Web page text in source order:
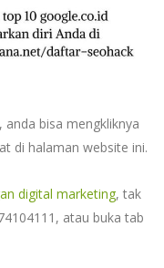
anda bisa mengkliknya
di halaman website ini.
digital marketing, tak
atau buka tab